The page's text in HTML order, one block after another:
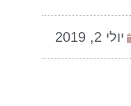
יולי 2, 2019